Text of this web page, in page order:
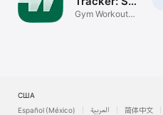
Log
Gym Workout
США
Español (México)
العربية 简体中文